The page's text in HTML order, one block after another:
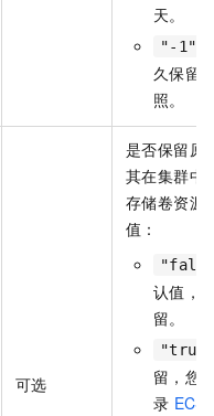
天。
"-1"
久保留
照。
可选
是否保留原
其在集群中
存储卷资源
值：
认值，
留。
留，您
录 ECS